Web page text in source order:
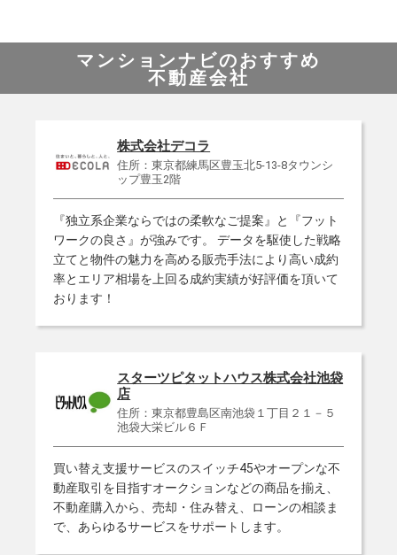
マンションナビのおすすめ
不動産会社
株式会社デコラ
住所：東京都練馬区豊玉北5-13-8タウンシ
ップ豊玉2階
『独立系企業ならではの柔軟なご提案』と『フット
ワークの良さ』が強みです。 データを駆使した戦略
立てと物件の魅力を高める販売手法により高い成約
率とエリア相場を上回る成約実績が好評価を頂いて
おります！
スターツピタットハウス株式会社池袋
店
住所：東京都豊島区南池袋１丁目２１－５
池袋大栄ビル６Ｆ
買い替え支援サービスのスイッチ45やオープンな不
動産取引を目指すオークションなどの商品を揃え、
不動産購入から、売却・住み替え、ローンの相談ま
で、あらゆるサービスをサポートします。